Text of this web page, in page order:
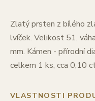
Zlatý prsten z bílého
lvíček. Velikost 51,
mm. Kámen - přírodní
celkem 1 ks, cca 0,10
VLASTNOSTI